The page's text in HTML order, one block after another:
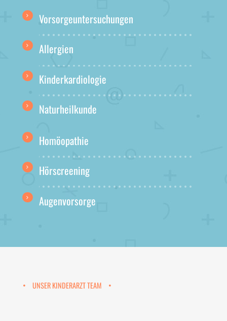
Vorsorgeuntersuchungen
Allergien
Kinderkardiologie
Naturheilkunde
Homöopathie
Hörscreening
Augenvorsorge
UNSER KINDERARZT TEAM